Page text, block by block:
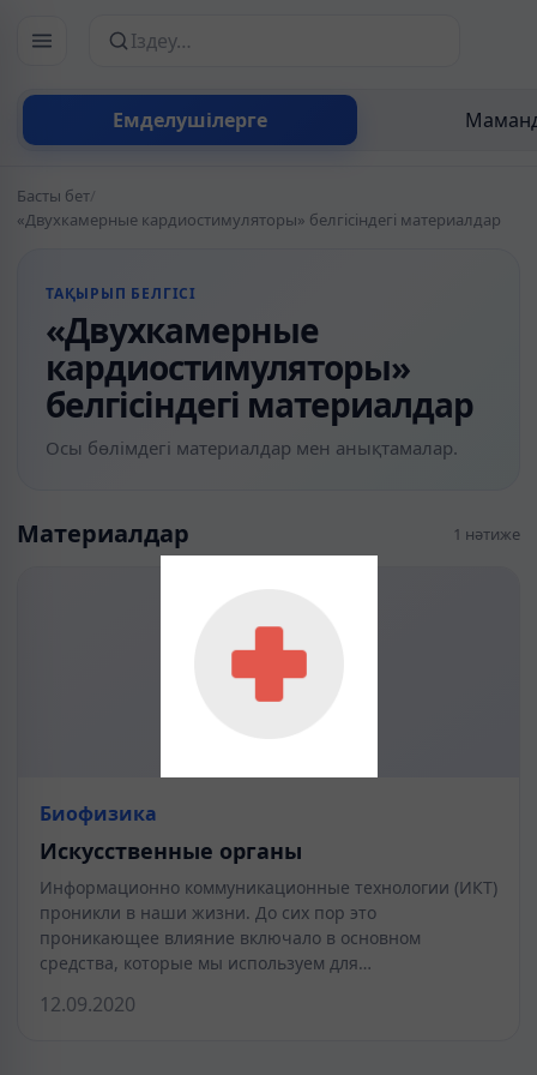
Емделушілерге
Сайттан іздеу
Басты бет/
«Двухкамерные кардиостимуляторы» белгісіндегі материалдар
ТАҚЫРЫП БЕЛГІСІ
«Двухкамерные
кардиостимуляторы»
белгісіндегі материалдар
Осы бөлімдегі материалдар мен анықтамалар.
Материалдар 1 нәтиже
Биофизика
Искусственные органы
Информационно коммуникационные технологии (ИКТ)
проникли в наши жизни. До сих пор это
проникающее влияние включало в основном
средства, которые мы используем для…
12.09.2020